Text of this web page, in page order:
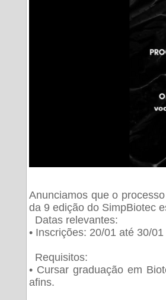
Anunciamos que o
da 9 edição do SimpBiotec
Datas relevantes:
• Inscrições: 20/01 até 30/01
Requisitos:
• Cursar graduação em
afins.